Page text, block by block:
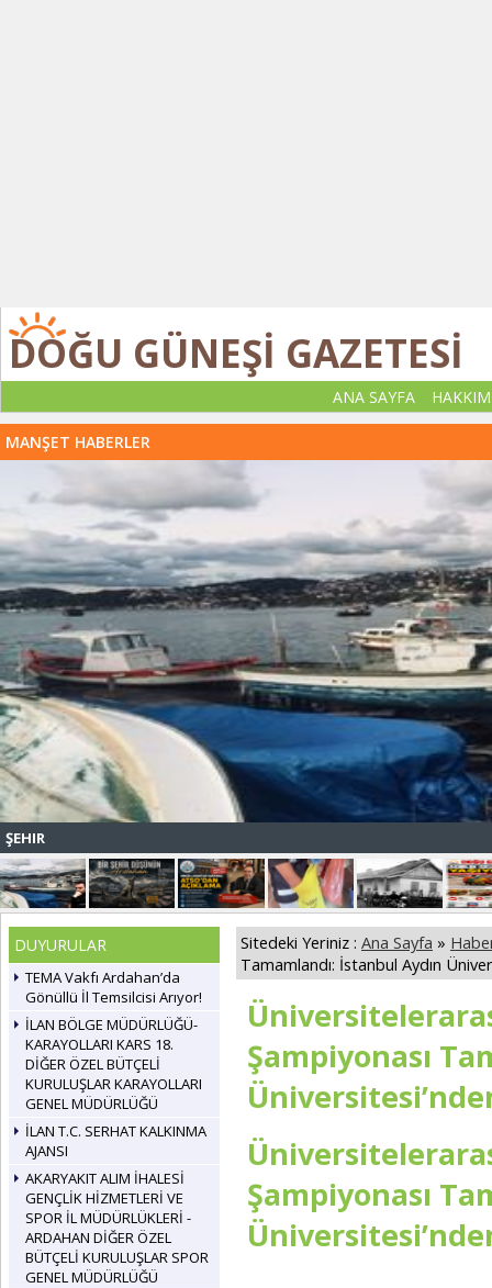
DOĞU GÜNEŞİ GAZETESİ
ANA SAYFA
MANŞET HABERLER
ŞEHIR
DUYURULAR
TEMA Vakfı Ardahan’da
Gönüllü İl Temsilcisi Arıyor!
İLAN BÖLGE MÜDÜRLÜĞÜ-
KARAYOLLARI KARS 18.
DİĞER ÖZEL BÜTÇELİ
KURULUŞLAR KARAYOLLARI
GENEL MÜDÜRLÜĞÜ
İLAN T.C. SERHAT KALKINMA
AJANSI
AKARYAKIT ALIM İHALESİ
GENÇLİK HİZMETLERİ VE
SPOR İL MÜDÜRLÜKLERİ -
ARDAHAN DİĞER ÖZEL
BÜTÇELİ KURULUŞLAR SPOR
GENEL MÜDÜRLÜĞÜ
Sitedeki Yeriniz : Ana Sayfa »
Tamamlandı: İstanbul Aydın
Şampiyonası
Şampiyonası